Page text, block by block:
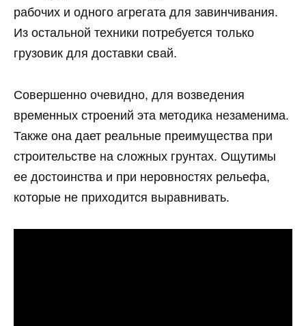
рабочих и одного агрегата для завинчивания.
Из остальной техники потребуется только
грузовик для доставки свай.
Совершенно очевидно, для возведения
временных строений эта методика незаменима.
Также она дает реальные преимущества при
строительстве на сложных грунтах. Ощутимы
ее достоинства и при неровностях рельефа,
которые не приходится выравнивать.